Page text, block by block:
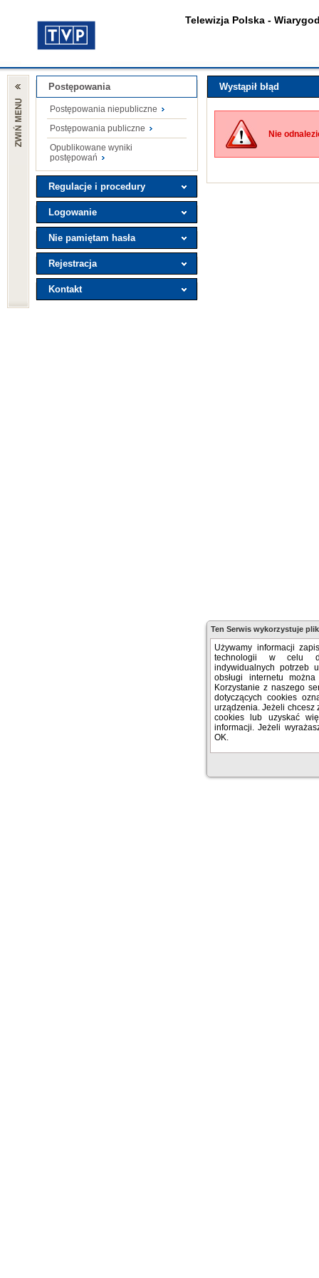
Telewizja Polska -
Postępowania
Postępowania niepubliczne
Postępowania publiczne
Opublikowane wyniki
postępowań
Regulacje i procedury
Logowanie
Nie pamiętam hasła
Rejestracja
Kontakt
Wystąpił błąd
Nie
Ten Serwis wykorzystuje
Używamy informacji
technologii w celu
indywidualnych potrzeb
obsługi internetu
Korzystanie z naszego
dotyczących cookies
urządzenia. Jeżeli chcesz
cookies lub uzyskać
informacji. Jeżeli
OK.